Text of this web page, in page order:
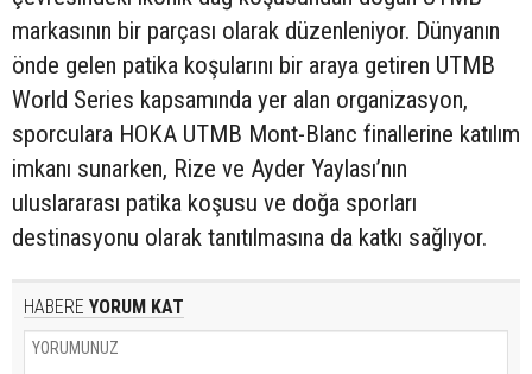
markasının bir parçası olarak düzenleniyor. Dünyanın
önde gelen patika koşularını bir araya getiren UTMB
World Series kapsamında yer alan organizasyon,
sporculara HOKA UTMB Mont-Blanc finallerine katılım
imkanı sunarken, Rize ve Ayder Yaylası’nın
uluslararası patika koşusu ve doğa sporları
destinasyonu olarak tanıtılmasına da katkı sağlıyor.
HABERE YORUM KAT